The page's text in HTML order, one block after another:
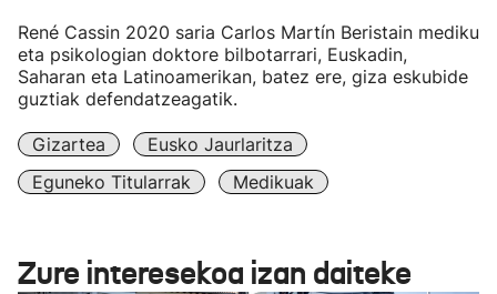
René Cassin 2020 saria Carlos Martín Beristain mediku
eta psikologian doktore bilbotarrari, Euskadin,
Saharan eta Latinoamerikan, batez ere, giza eskubide
guztiak defendatzeagatik.
Gizartea
Eusko Jaurlaritza
Eguneko Titularrak
Medikuak
Zure interesekoa izan daiteke